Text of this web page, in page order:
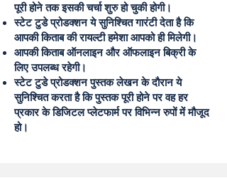
पूरी होने तक इसकी चर्चा शुरु हो चुकी होगी।
स्टेट टुडे प्रोडक्शन ये सुनिश्चित गारंटी देता है कि
आपकी किताब की रायल्टी हमेशा आपको ही मिलेगी।
आपकी किताब ऑनलाइन और ऑफलाइन बिक्री के
लिए उपलब्ध रहेगी।
स्टेट टुडे प्रोडक्शन पुस्तक लेखन के दौरान ये
सुनिश्चित करता है कि पुस्तक पूरी होने पर वह हर
प्रकार के डिजिटल प्लेटफार्म पर विभिन्न रुपों में मौजूद
हो।